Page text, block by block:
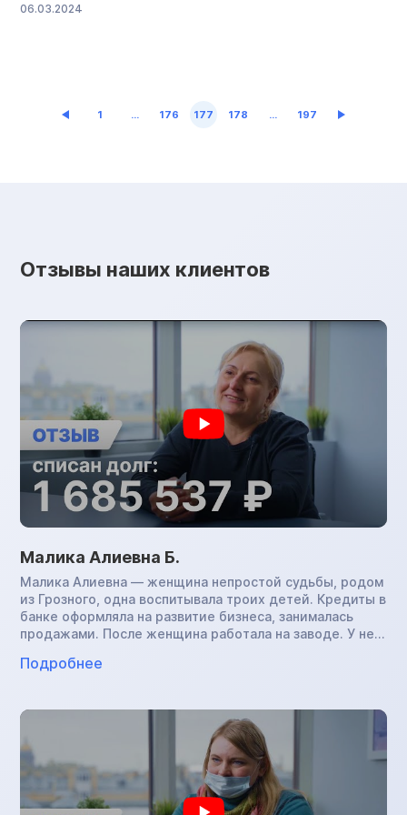
банки, в том числе с госучастием, соблюдали закон.
06.03.2024
1 … 176 177 178 … 197
Отзывы наших клиентов
Малика Алиевна Б.
Малика Алиевна — женщина непростой судьбы, родом
из Грозного, одна воспитывала троих детей. Кредиты в
банке оформляла на развитие бизнеса, занималась
продажами. После женщина работала на заводе. У нее
ухудшения сна в условиях работы кондуктором
было возможности. В нашу компанию женщина
обратилась с суммой задолженности в размере 1,7 млн.
руб., инициировала процедуру банкротства и успешно
завершила ее. Теперь Малика Алиевна свободна от
всех финансовых обязательств.
Подробнее